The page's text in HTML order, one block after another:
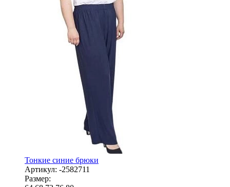
Тонкие синие брюки
Артикул: -2582711
Размер: